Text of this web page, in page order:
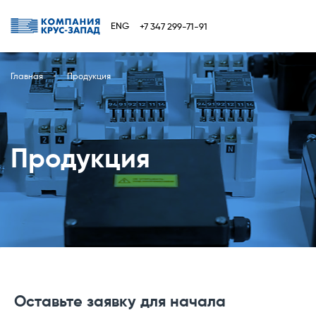
ENG +7 347 299-71-91
Главная Продукция
Продукция
Оставьте заявку для начала